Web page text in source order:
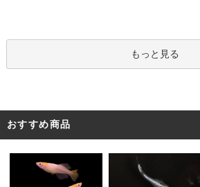
もっと見る
おすすめ商品